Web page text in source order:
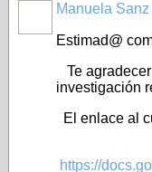
Manuela
Estimad@
Te
investigación
El enlace al
https://